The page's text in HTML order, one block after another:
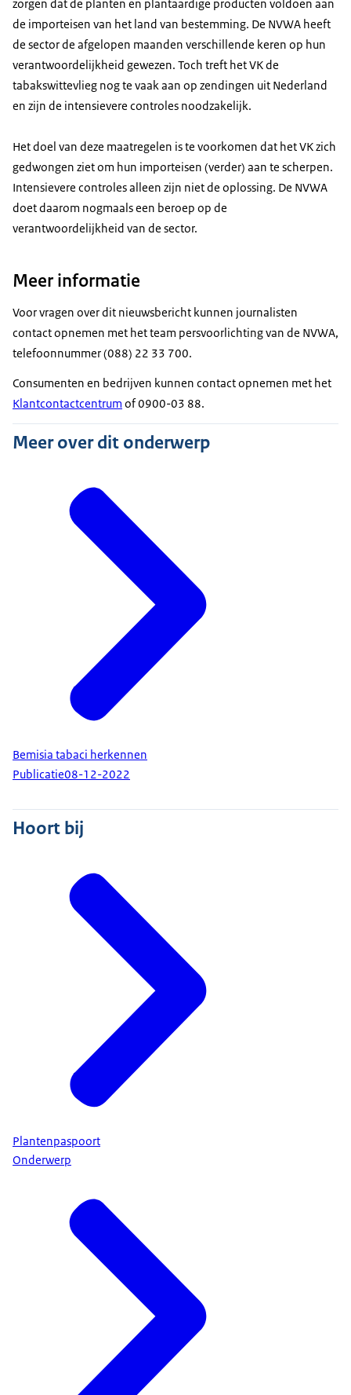
zorgen dat de planten en plantaardige producten voldoen aan
de importeisen van het land van bestemming. De NVWA heeft
de sector de afgelopen maanden verschillende keren op hun
verantwoordelijkheid gewezen. Toch treft het VK de
tabakswittevlieg nog te vaak aan op zendingen uit Nederland
en zijn de intensievere controles noodzakelijk.
Het doel van deze maatregelen is te voorkomen dat het VK zich
gedwongen ziet om hun importeisen (verder) aan te scherpen.
Intensievere controles alleen zijn niet de oplossing. De NVWA
doet daarom nogmaals een beroep op de
verantwoordelijkheid van de sector.
Meer informatie
Voor vragen over dit nieuwsbericht kunnen journalisten
contact opnemen met het team persvoorlichting van de NVWA,
telefoonnummer (088) 22 33 700.
Consumenten en bedrijven kunnen contact opnemen met het
Klantcontactcentrum of 0900-03 88.
Meer over dit onderwerp
Bemisia tabaci herkennen
Publicatie08-12-2022
Hoort bij
Plantenpaspoort
Onderwerp